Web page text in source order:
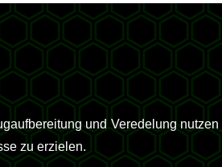
und Veredelung
zu erzielen.